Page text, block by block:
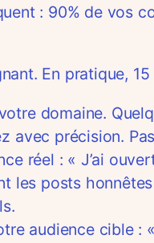
: 90% de vos
En pratique,
domaine.
avec précision.
réel : « J’ai
les posts
audience cible :